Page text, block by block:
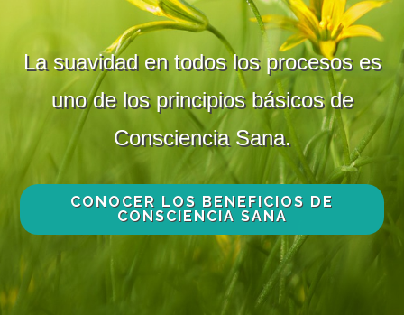
La suavidad en todos los procesos es
uno de los principios básicos de
Consciencia Sana.
CONOCER LOS BENEFICIOS DE
CONSCIENCIA SANA